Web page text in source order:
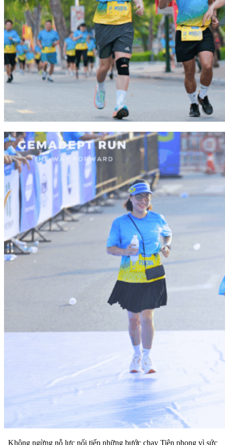
Không ngừng nỗ lực nối tiếp những bước chạy Tiên phong vì sức